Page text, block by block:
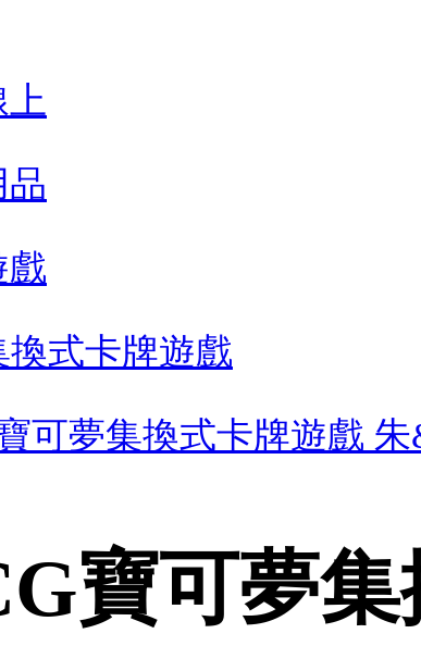
品
戲
換式卡牌遊戲
可夢集換式卡牌遊戲
寶可夢